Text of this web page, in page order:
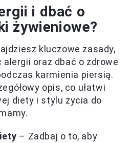
i dbać o
żywieniowe?
kluczowe zasady,
oraz dbać o zdrowe
karmienia piersią.
opis, co ułatwi
diety i stylu życia do
– Zadbaj o to, aby